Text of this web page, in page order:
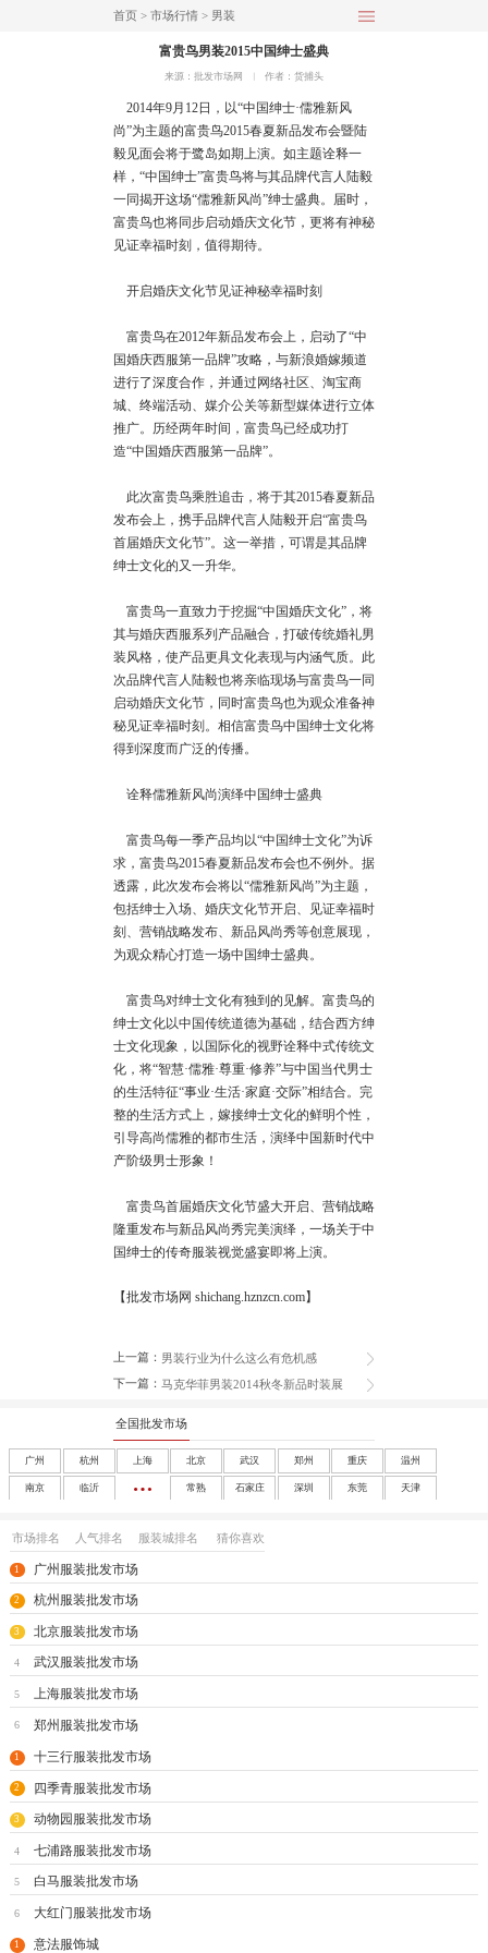
首页> 市场行情> 男装
富贵鸟男装2015中国绅士盛典
来源：批发市场网 作者：货捕头
2014年9月12日，以“中国绅士·儒雅新风
尚”为主题的富贵鸟2015春夏新品发布会暨陆
毅见面会将于鹭岛如期上演。如主题诠释一
样，“中国绅士”富贵鸟将与其品牌代言人陆毅
一同揭开这场“儒雅新风尚”绅士盛典。届时，
富贵鸟也将同步启动婚庆文化节，更将有神秘
见证幸福时刻，值得期待。
开启婚庆文化节见证神秘幸福时刻
富贵鸟在2012年新品发布会上，启动了“中
国婚庆西服第一品牌”攻略，与新浪婚嫁频道
进行了深度合作，并通过网络社区、淘宝商
城、终端活动、媒介公关等新型媒体进行立体
推广。历经两年时间，富贵鸟已经成功打
造“中国婚庆西服第一品牌”。
此次富贵鸟乘胜追击，将于其2015春夏新品
发布会上，携手品牌代言人陆毅开启“富贵鸟
首届婚庆文化节”。这一举措，可谓是其品牌
绅士文化的又一升华。
富贵鸟一直致力于挖掘“中国婚庆文化”，将
其与婚庆西服系列产品融合，打破传统婚礼男
装风格，使产品更具文化表现与内涵气质。此
次品牌代言人陆毅也将亲临现场与富贵鸟一同
启动婚庆文化节，同时富贵鸟也为观众准备神
秘见证幸福时刻。相信富贵鸟中国绅士文化将
得到深度而广泛的传播。
诠释儒雅新风尚演绎中国绅士盛典
富贵鸟每一季产品均以“中国绅士文化”为诉
求，富贵鸟2015春夏新品发布会也不例外。据
透露，此次发布会将以“儒雅新风尚”为主题，
包括绅士入场、婚庆文化节开启、见证幸福时
刻、营销战略发布、新品风尚秀等创意展现，
为观众精心打造一场中国绅士盛典。
富贵鸟对绅士文化有独到的见解。富贵鸟的
绅士文化以中国传统道德为基础，结合西方绅
士文化现象，以国际化的视野诠释中式传统文
化，将“智慧·儒雅·尊重·修养”与中国当代男士
的生活特征“事业·生活·家庭·交际”相结合。完
整的生活方式上，嫁接绅士文化的鲜明个性，
引导高尚儒雅的都市生活，演绎中国新时代中
产阶级男士形象！
富贵鸟首届婚庆文化节盛大开启、营销战略
隆重发布与新品风尚秀完美演绎，一场关于中
国绅士的传奇服装视觉盛宴即将上演。
【批发市场网 shichang.hznzcn.com】
上一篇： 男装行业为什么这么有危机感
下一篇： 马克华菲男装2014秋冬新品时装展
全国批发市场
广州 杭州 上海 北京 武汉 郑州 重庆 温州
南京 临沂 常熟 石家庄 深圳 东莞 天津
哈尔滨 合肥 福州 南昌 济南
玩具 尾货
市场排名 人气排名 服装城排名 猜你喜欢
1 广州服装批发市场
2 杭州服装批发市场
3 北京服装批发市场
4 武汉服装批发市场
5 上海服装批发市场
6 郑州服装批发市场
1 十三行服装批发市场
2 四季青服装批发市场
3 动物园服装批发市场
4 七浦路服装批发市场
5 白马服装批发市场
6 大红门服装批发市场
1 意法服饰城